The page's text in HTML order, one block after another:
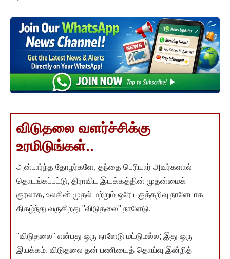
விடுதலை வளர்ச்சிக்கு
உரமிடுங்கள்..
அன்பார்ந்த தோழர்களே, தந்தை பெரியார் அவர்களால்
தொடங்கப்பட்டு, திராவிட இயக்கத்தின் முதன்மைக்
குரலாக, உலகின் முதல் மற்றும் ஒரே பகுத்தறிவு நாளேடாக
திகழ்ந்து வருகிறது "விடுதலை" நாளேடு.
"விடுதலை" என்பது ஒரு நாளேடு மட்டுமல்ல; இது ஒரு
இயக்கம். விடுதலை தன் பணியைத் தொய்வு இன்றித்